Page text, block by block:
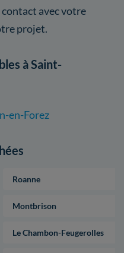
avec votre
projet.
à Saint-
en-Forez
Roanne
Montbrison
Le Chambon-Feugerolles